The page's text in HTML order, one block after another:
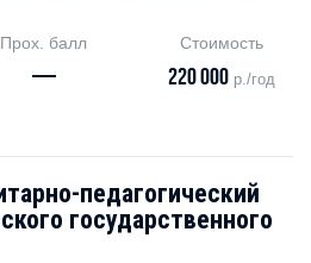
Прох. балл
—
Стоимость
220 000 р./год
педагогический
государственного